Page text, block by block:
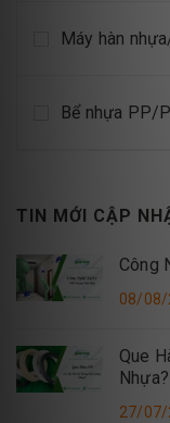
Máy hàn
Bể nhựa PP/
TIN MỚI CẬP
Công
08/08/
Que
Nhựa?
27/07/